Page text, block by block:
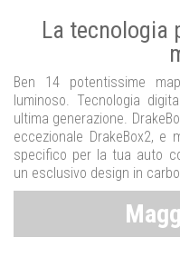
La tecnologia
Ben 14 potentissime
luminoso. Tecnologia
ultima generazione.
eccezionale DrakeBox2, e
specifico per la tua auto
un esclusivo design in